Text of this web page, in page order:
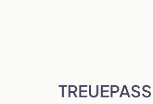
TREUEPASS